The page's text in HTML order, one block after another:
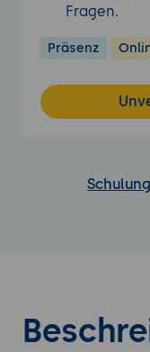
Fragen.
Präsenz